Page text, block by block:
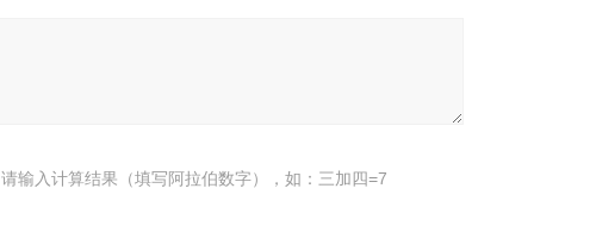
请输入计算结果（填写阿拉伯数字），如：三加四=7